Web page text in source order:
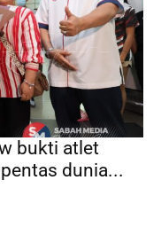
bukti atlet
dunia...